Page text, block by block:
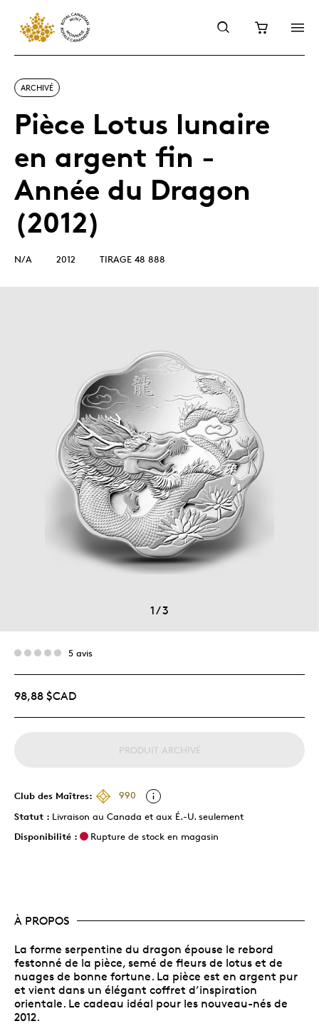
ARCHIVÉ
Pièce Lotus lunaire
en argent fin -
Année du Dragon
(2012)
N/A 2012 TIRAGE 48 888
1/3
5 avis
98,88 $CAD
PRODUIT ARCHIVÉ
Club des Maîtres:
990
Statut : Livraison au Canada et aux É.-U. seulement
Disponibilité :
Rupture de stock en magasin
À PROPOS
La forme serpentine du dragon épouse le rebord
festonné de la pièce, semé de fleurs de lotus et de
nuages de bonne fortune. La pièce est en argent pur
et vient dans un élégant coffret d’inspiration
orientale. Le cadeau idéal pour les nouveau-nés de
2012.